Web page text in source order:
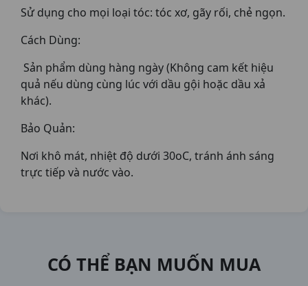
Sử dụng cho mọi loại tóc: tóc xơ, gãy rối, chẻ ngọn.
Cách Dùng:
Sản phẩm dùng hàng ngày (Không cam kết hiệu
quả nếu dùng cùng lúc với dầu gội hoặc dầu xả
khác).
Bảo Quản:
Nơi khô mát, nhiệt độ dưới 30oC, tránh ánh sáng
trực tiếp và nước vào.
CÓ THỂ BẠN MUỐN MUA